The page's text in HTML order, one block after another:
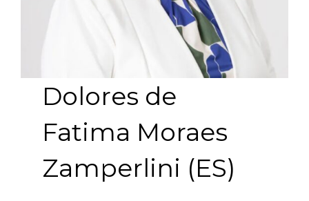
Dolores de
Fatima Moraes
Zamperlini (ES)